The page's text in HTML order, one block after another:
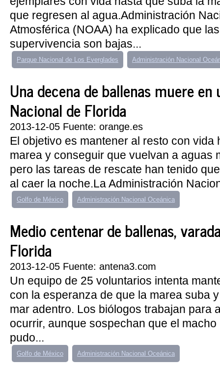
que regresen al agua.Administración
Atmosférica (NOAA) ha explicado que
supervivencia son bajas...
Parque Nacional de Los Everglades Administración Nacional
Una decena de ballenas muere
Nacional de Florida
2013-12-05 Fuente: orange.es
El objetivo es mantener al resto con vida
marea y conseguir que vuelvan a aguas
pero las tareas de rescate han tenido
al caer la noche.La Administración
Golfo de México Administración Nacional Oceánica
Medio centenar de ballenas,
Florida
2013-12-05 Fuente: antena3.com
Un equipo de 25 voluntarios intenta
con la esperanza de que la marea suba
mar adentro. Los biólogos trabajan para
ocurrir, aunque sospechan que el
pudo...
Golfo de México Administración Nacional Oceánica